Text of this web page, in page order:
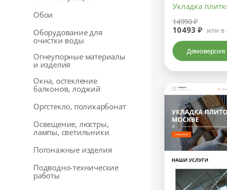
Обои
Оборудование для
очистки воды
Огнеупорные материалы
и изделия
Окна, остекление
балконов, лоджий
Оргстекло, поликарбонат
Освещение, люстры,
лампы, светильники
Погонажные изделия
Подводно-технические
работы
Укладка
14990 ₽
10493 ₽ или в
Демоверсия